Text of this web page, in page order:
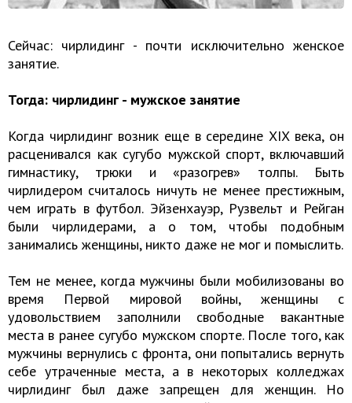
Сейчас: чирлидинг - почти исключительно женское
занятие.
Тогда: чирлидинг - мужское занятие
Когда чирлидинг возник еще в середине XIX века, он
расценивался как сугубо мужской спорт, включавший
гимнастику, трюки и «разогрев» толпы. Быть
чирлидером считалось ничуть не менее престижным,
чем играть в футбол. Эйзенхауэр, Рузвельт и Рейган
были чирлидерами, а о том, чтобы подобным
занимались женщины, никто даже не мог и помыслить.
Тем не менее, когда мужчины были мобилизованы во
время Первой мировой войны, женщины с
удовольствием заполнили свободные вакантные
места в ранее сугубо мужском спорте. После того, как
мужчины вернулись с фронта, они попытались вернуть
себе утраченные места, а в некоторых колледжах
чирлидинг был даже запрещен для женщин. Но